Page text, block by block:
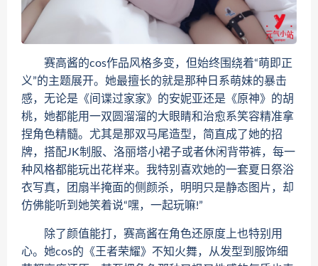
赛高酱的cos作品风格多变，但始终围绕着“萌即正
义”的主题展开。她最擅长的就是那种日系萌妹的暴击
感，无论是《间谍过家家》的安妮亚还是《原神》的胡
桃，她都能用一双圆溜溜的大眼睛和治愈系笑容精准拿
捏角色精髓。尤其是那双马尾造型，简直成了她的招
牌，搭配JK制服、洛丽塔小裙子或者休闲背带裤，每一
种风格都能玩出花样来。我特别喜欢她的一套夏日祭浴
衣写真，团扇半掩面的侧颜杀，明明只是静态图片，却
仿佛能听到她笑着说“嘿，一起玩嘛!”
除了颜值能打，赛高酱在角色还原度上也特别用
心。她cos的《王者荣耀》不知火舞，从发型到服饰细